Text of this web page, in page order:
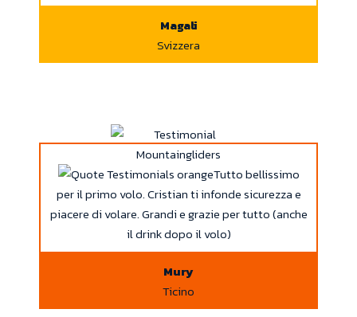
Magali
Svizzera
Tutto bellissimo
per il primo volo. Cristian ti infonde sicurezza e
piacere di volare. Grandi e grazie per tutto (anche
il drink dopo il volo)
Mury
Ticino